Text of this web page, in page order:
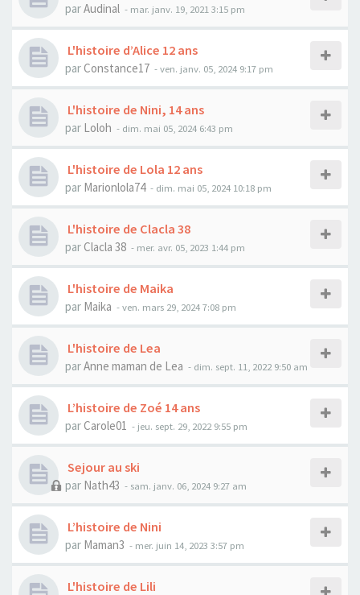
parAudinal - mar. janv. 19, 2021 3:15 pm
L'histoire d’Alice 12 ans
parConstance17 - ven. janv. 05, 2024 9:17 pm
L'histoire de Nini, 14 ans
par Loloh - dim. mai 05, 2024 6:43 pm
L'histoire de Lola 12 ans
par Marionlola74 - dim. mai 05, 2024 10:18 pm
L'histoire de Clacla 38
par Clacla 38 - mer. avr. 05, 2023 1:44 pm
L'histoire de Maika
par Maika - ven. mars 29, 2024 7:08 pm
L'histoire de Lea
parAnne maman de Lea - dim. sept. 11, 2022 9:50 am
L’histoire de Zoé 14 ans
parCarole01 - jeu. sept. 29, 2022 9:55 pm
Sejour au ski
par Nath43 - sam. janv. 06, 2024 9:27 am
L’histoire de Nini
par Maman3 - mer. juin 14, 2023 3:57 pm
L'histoire de Lili